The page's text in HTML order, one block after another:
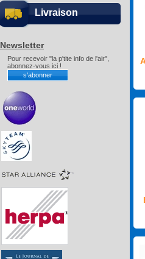
Livraison
Newsletter
Pour recevoir "la p'tite info de l'air",
abonnez-vous ici !